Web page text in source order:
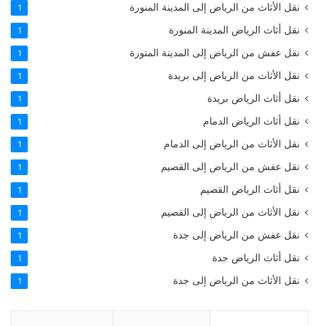
نقل الأثاث من الرياض إلى المدينة المنورة 1
نقل أثاث الرياض المدينة المنورة 1
نقل عفش من الرياض إلى المدينة المنورة 1
نقل الأثاث من الرياض إلى بريدة 1
نقل أثاث الرياض بريدة 1
نقل أثاث الرياض الدمام 1
نقل الأثاث من الرياض إلى الدمام 1
نقل عفش من الرياض إلى القصيم 1
نقل أثاث الرياض القصيم 1
نقل الأثاث من الرياض إلى القصيم 1
نقل عفش من الرياض إلى جدة 1
نقل أثاث الرياض جدة 1
نقل الأثاث من الرياض إلى جدة 1